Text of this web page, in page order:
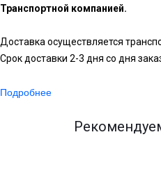
Транспортной компанией.
Доставка осуществляется
Срок доставки 2-3 дня со дня
Подробнее